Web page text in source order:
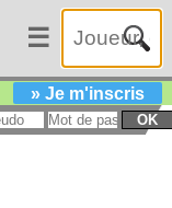
☰
» Je m'inscris
OK